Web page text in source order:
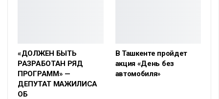
«ДОЛЖЕН БЫТЬ
РАЗРАБОТАН РЯД
ПРОГРАММ» —
ДЕПУТАТ МАЖИЛИСА
ОБ
В Ташкенте пройдет
акция «День без
автомобиля»